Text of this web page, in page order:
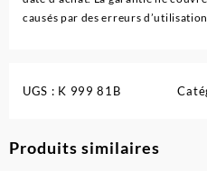
causés par des erreurs
UGS : K 999 81B
Produits similaires